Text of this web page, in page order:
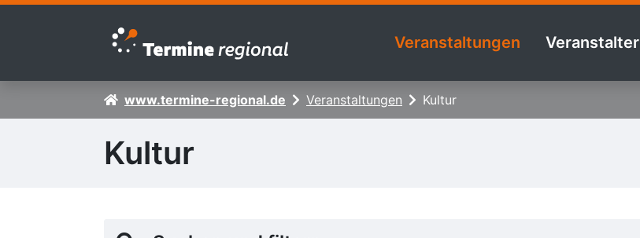
Zur Navigation springen
Zum Inhalt springen
Veranstaltungen Veranstalter
www.termine-regional.de Veranstaltungen Kultur
Kultur